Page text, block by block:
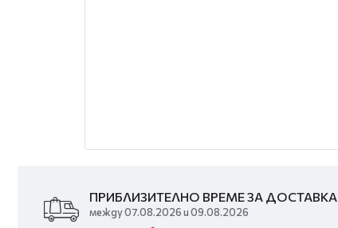
ПРИБЛИЗИТЕЛНО ВРЕМЕ ЗА ДОСТАВКА
между 07.08.2026 и 09.08.2026